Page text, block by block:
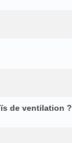
de ventilation ?